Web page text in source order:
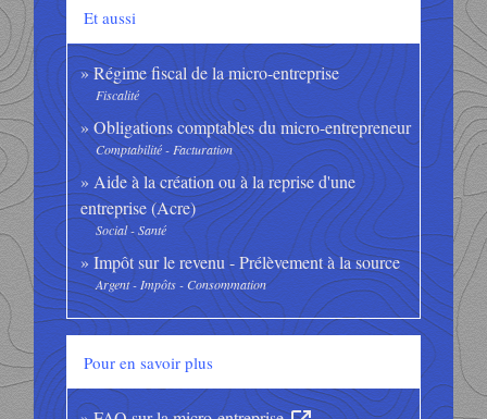
Et aussi
Régime fiscal de la micro-entreprise
Fiscalité
Obligations comptables du micro-entrepreneur
Comptabilité - Facturation
Aide à la création ou à la reprise d'une
entreprise (Acre)
Social - Santé
Impôt sur le revenu - Prélèvement à la source
Argent - Impôts - Consommation
Pour en savoir plus